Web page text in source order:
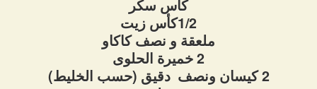
كأس سكر
1/2كأس زيت
ملعقة و نصف كاكاو
2 خميرة الحلوى
2 كيسان ونصف دقيق (حسب الخليط)